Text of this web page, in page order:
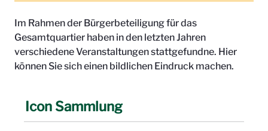
Im Rahmen der Bürgerbeteiligung für das
Gesamtquartier haben in den letzten Jahren
verschiedene Veranstaltungen stattgefundne. Hier
können Sie sich einen bildlichen Eindruck machen.
Icon Sammlung